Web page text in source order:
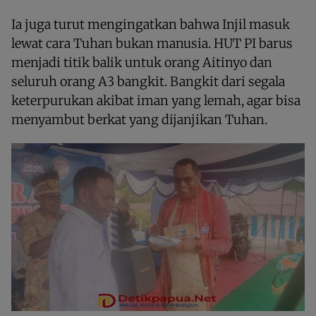
Ia juga turut mengingatkan bahwa Injil masuk
lewat cara Tuhan bukan manusia. HUT PI barus
menjadi titik balik untuk orang Aitinyo dan
seluruh orang A3 bangkit. Bangkit dari segala
keterpurukan akibat iman yang lemah, agar bisa
menyambut berkat yang dijanjikan Tuhan.